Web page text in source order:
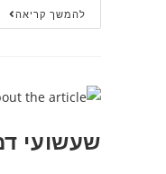
להמשך קריאה
שעשועי